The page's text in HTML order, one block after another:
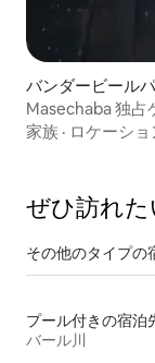
バンダービール
Masechaba 独占
家族 · ロケーショ
ぜひ訪⁠れ⁠
その他のタ⁠イ⁠プ⁠の
プール付きの宿泊
バール川